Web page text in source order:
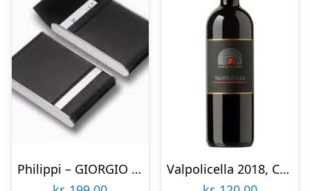
Philippi – GIORGIO Vertikal Visitkort Etui
Valpolicella 2018, Corte majoli, Veneto